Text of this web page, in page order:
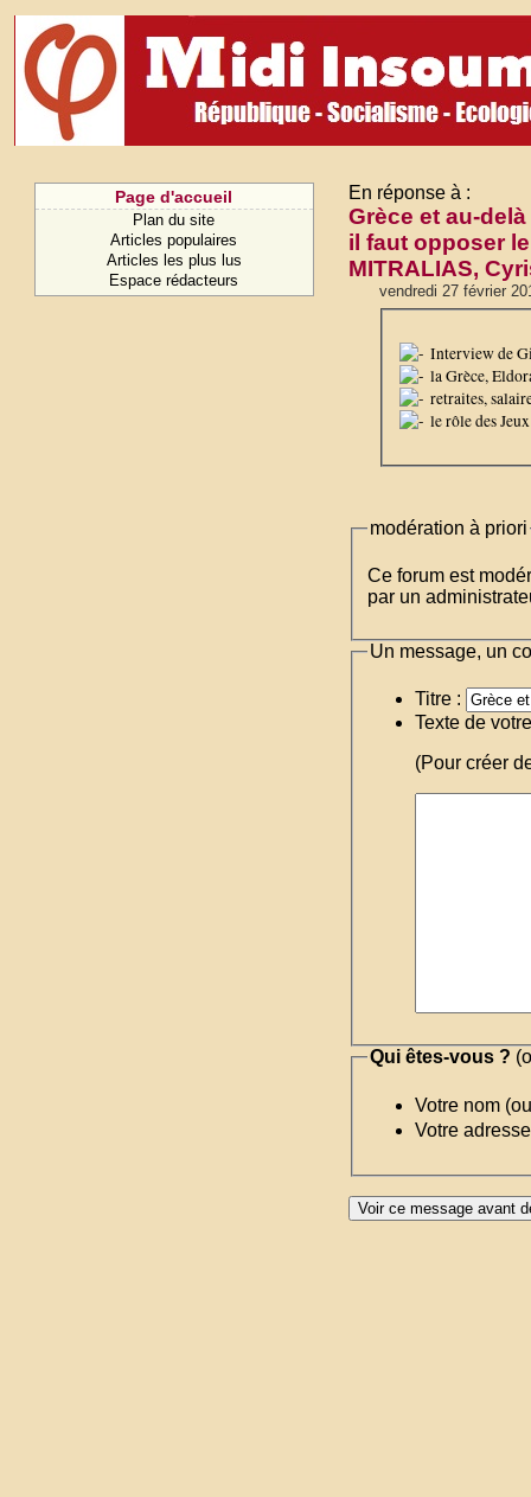
Page d'accueil
Plan du site
Articles populaires
Articles les plus lus
Espace rédacteurs
En réponse à :
Grèce et au-
il faut opposer
MITRALIAS,
vendredi 27 février
Interview de
la Grèce,
retraites,
le rôle des
modération à priori
Ce forum est
par un
Un message, un
Titre :
Texte de
(Pour créer
Qui êtes-vous ?
Votre nom
Votre